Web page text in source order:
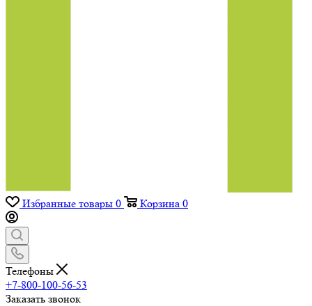
Избранные товары 0 Корзина 0
Телефоны
+7-800-100-56-53
Заказать звонок